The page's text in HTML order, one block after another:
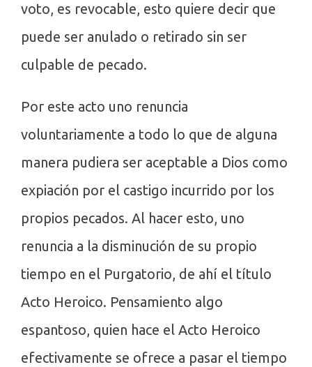
voto, es revocable, esto quiere decir que
puede ser anulado o retirado sin ser
culpable de pecado.
Por este acto uno renuncia
voluntariamente a todo lo que de alguna
manera pudiera ser aceptable a Dios como
expiación por el castigo incurrido por los
propios pecados. Al hacer esto, uno
renuncia a la disminución de su propio
tiempo en el Purgatorio, de ahí el título
Acto Heroico. Pensamiento algo
espantoso, quien hace el Acto Heroico
efectivamente se ofrece a pasar el tiempo